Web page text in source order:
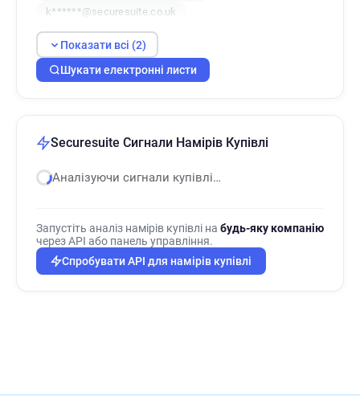
k******@securesuite.co.uk
Показати всі (2)
Шукати електронні листи
Securesuite Сигнали Намірів Купівлі
Аналізуючи сигнали купівлі…
Запустіть аналіз намірів купівлі на будь-яку компанію
через API або панель управління.
Спробувати API для намірів купівлі